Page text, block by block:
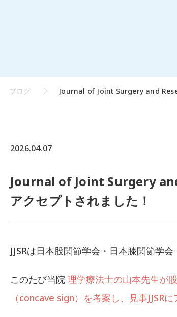
ブログ Journal of Joint Surgery and
2026.04.07
Journal of Joint Surgery
アクセプトされました！
JJSRは日本股関節学会・日本膝関節学
このたび当院 理学療法士の山本先生が
（concave sign）を考案し、見事JJSR